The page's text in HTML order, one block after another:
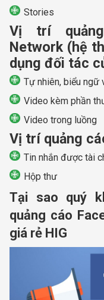
Stories
Vị trí
Network (hệ
dụng đối tác
Tự nhiên, biểu ngữ
Video kèm phần
Video trong luồng
Vị trí quảng
Tin nhắn được tài
Hộp thư
Tại sao quý
quảng cáo
giá rẻ HIG